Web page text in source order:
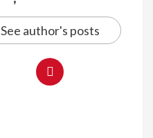
See author's posts